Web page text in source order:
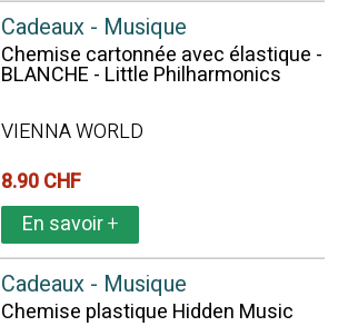
Cadeaux - Musique
Chemise cartonnée avec élastique -
BLANCHE - Little Philharmonics
VIENNA WORLD
8.90 CHF
En savoir+
Cadeaux - Musique
Chemise plastique Hidden Music